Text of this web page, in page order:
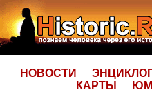
НОВОСТИ
КАРТЫ